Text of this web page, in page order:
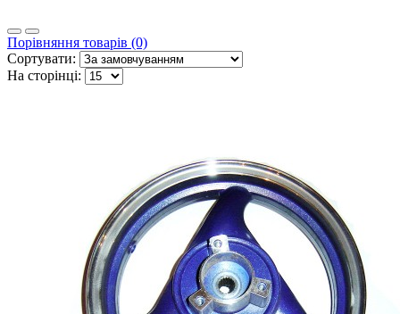
Порівняння товарів (0)
Сортувати:
На сторінці: